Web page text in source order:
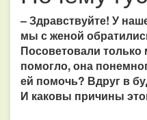
– Здравствуйте! У
мы с женой
Посоветовали только
помогло, она
ей помочь? Вдруг в
И каковы причины